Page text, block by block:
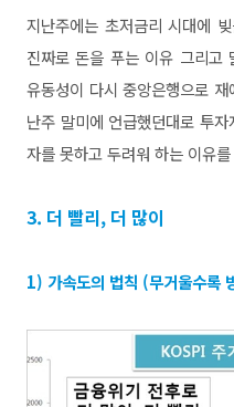
지난주에는 초저금리 시대에
진짜로 돈을 푸는 이유 그리고
유동성이 다시 중앙은행으로
난주 말미에 언급했던대로 투
자를 못하고 두려워 하는 이유
3. 더 빨리, 더 많이
1) 가속도의 법칙 (무거울수록